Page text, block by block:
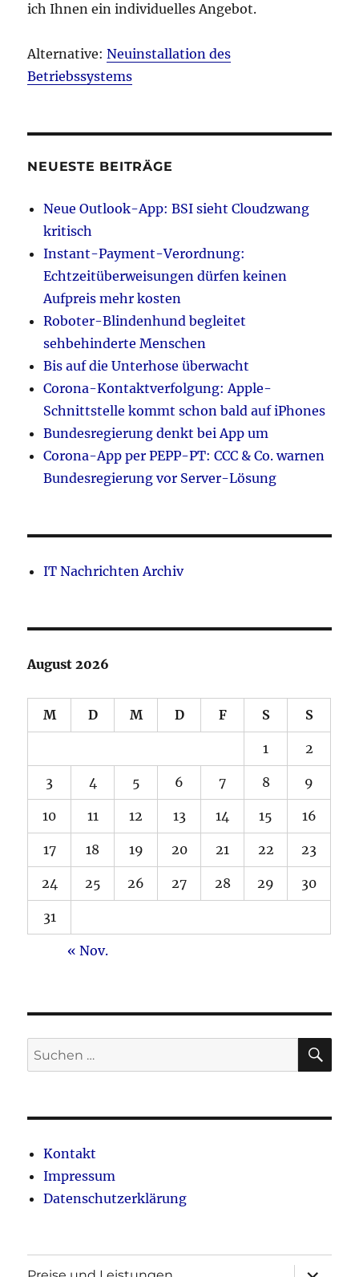
ich Ihnen ein individuelles Angebot.
Alternative:Neuinstallation des
Betriebssystems
NEUESTE BEITRÄGE
Neue Outlook-App: BSI sieht Cloudzwang
kritisch
Instant-Payment-Verordnung:
Echtzeitüberweisungen dürfen keinen
Aufpreis mehr kosten
Roboter-Blindenhund begleitet
sehbehinderte Menschen
Bis auf die Unterhose überwacht
Corona-Kontaktverfolgung: Apple-
Schnittstelle kommt schon bald auf iPhones
Bundesregierung denkt bei App um
Corona-App per PEPP-PT: CCC & Co. warnen
Bundesregierung vor Server-Lösung
IT Nachrichten Archiv
August 2026
M D M D F S S
1 2
3 4 5 6 7 8 9
10 11 12 13 14 15 16
17 18 19 20 21 22 23
24 25 26 27 28 29 30
31
« Nov.
Suche
nach:
Kontakt
Impressum
Datenschutzerklärung